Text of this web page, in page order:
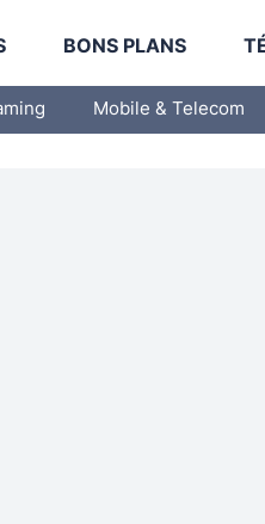
BONS PLANS
Mobile & Telecom